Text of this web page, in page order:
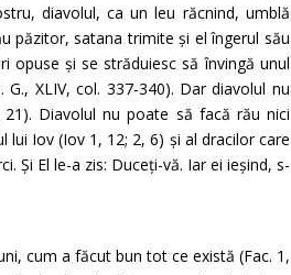
diavolul, ca un leu răcnind, umblă
păzitor, satana trimite și el îngerul său
opuse și se străduiesc să învingă unul
XLIV, col. 337-340). Dar diavolul nu
Diavolul nu poate să facă rău nici
lui Iov (Iov 1, 12; 2, 6) și al dracilor care
Și El le-a zis: Duceți-vă. Iar ei ieșind, s-
cum a făcut bun tot ce există (Fac. 1,